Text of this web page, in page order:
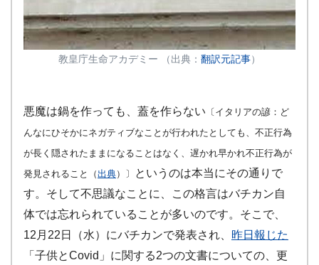
教皇庁生命アカデミー （出典： 翻訳元記事）
悪魔は鍋を作っても、蓋を作らない 〔イタリアの諺：ど
んなにひそかにネガティブなことが行われたとしても、不正行為
が長く隠されたままになることはなく、遅かれ早かれ不正行為が
発見されること（出典）〕
というのは本当にその通りで
す。そして不思議なことに、この格言はバチカン自
体では忘れられていることが多いのです。そこで、
12月22日（水）にバチカンで発表され、 昨日報じた
「子供とCovid」に関する2つの文書についての、更